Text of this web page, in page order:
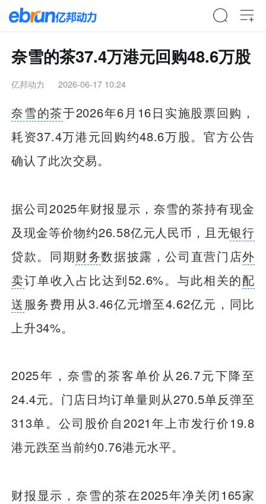
奈雪的茶37.4万港元回购48.6万股
亿邦动力 2026-06-17 10:24
奈雪的茶于2026年6月16日实施股票回购，
耗资37.4万港元回购约48.6万股。官方公告
确认了此次交易。
据公司2025年财报显示，奈雪的茶持有现金
及现金等价物约26.58亿元人民币，且无银行
贷款。同期财务数据披露，公司直营门店外
卖订单收入占比达到52.6%。与此相关的配
送 服务费用从3.46亿元增至4.62亿元，同比
上升34%。
2025年，奈雪的茶客单价从26.7元下降至
24.4元。门店日均订单量则从270.5单反弹至
313单。公司股价自2021年上市发行价19.8
港元跌至当前约0.76港元水平。
财报显示，奈雪的茶在2025年净关闭165家